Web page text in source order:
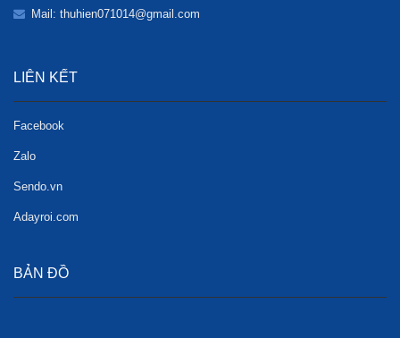
Mail: thuhien071014@gmail.com
LIÊN KẾT
Facebook
Zalo
Sendo.vn
Adayroi.com
BẢN ĐỒ